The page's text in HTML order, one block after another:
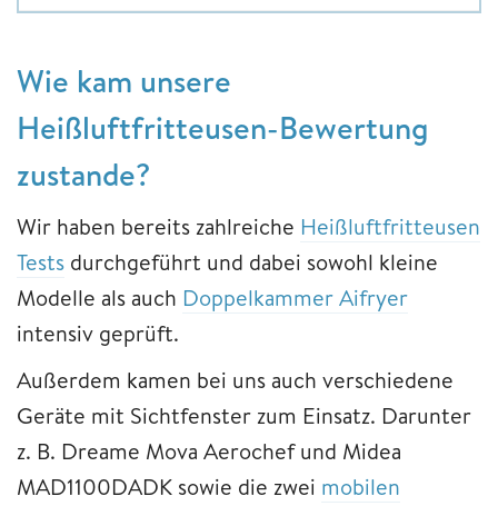
Wie kam unsere
Heißluftfritteusen-Bewertung
zustande?
Wir haben bereits zahlreiche Heißluftfritteusen
Tests durchgeführt und dabei sowohl kleine
Modelle als auch Doppelkammer Aifryer
intensiv geprüft.
Außerdem kamen bei uns auch verschiedene
Geräte mit Sichtfenster zum Einsatz. Darunter
z. B. Dreame Mova Aerochef und Midea
MAD1100DADK sowie die zwei mobilen